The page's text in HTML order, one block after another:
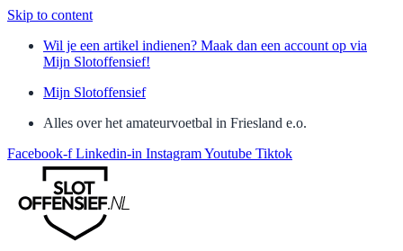
Skip to content
Wil je een artikel indienen? Maak dan een account op via
Mijn Slotoffensief!
Mijn Slotoffensief
Alles over het amateurvoetbal in Friesland e.o.
Facebook-f Linkedin-in InstagramYoutube Tiktok